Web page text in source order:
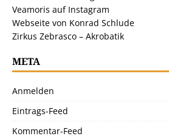
Veamoris auf Instagram
Webseite von Konrad Schlude
Zirkus Zebrasco – Akrobatik
META
Anmelden
Eintrags-Feed
Kommentar-Feed